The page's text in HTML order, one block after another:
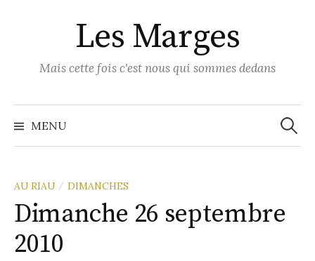
Les Marges
Mais cette fois c'est nous qui sommes dedans
MENU
AU RIAU / DIMANCHES
Dimanche 26 septembre
2010